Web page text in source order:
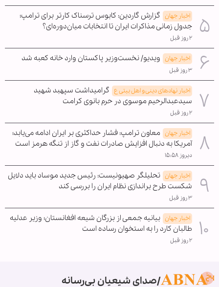
اخبار جهان گزارش گاردین: کابوس ترسناک کارتر برای ترامپ؛
جدول زمانی مذاکرات ایران تا انتخابات میان‌دوره‌ای؟
۲ روز قبل
اخبار جهان ویدیو/ نخست‌وزیر پاکستان وارد خانه کعبه شد
۳ روز قبل
اخبار نهادهای دینی و اهل بیتی ع گرامیداشت سپهبد شهید
سیدعبدالرحیم موسوی در حرم بانوی کرامت
۲ روز قبل
اخبار جهان معاون ترامپ: فشار حداکثری بر ایران ادامه می‌یابد؛
آمریکا به دنبال افزایش صادرات نفت و گاز از تنگه هرمز است
دیروز ۱۵:۵۸
اخبار جهان تحلیلگر صهیونیست: رئیس جدید موساد باید دلایل
شکست طرح براندازی نظام ایران را بررسی کند
۳ روز قبل
اخبار جهان بیانیه جمعی از بزرگان شیعه افغانستان؛ وزیر عدلیه
طالبان کارد را به استخوان رساده است
۲ روز قبل
صدای شیعیان بی‌رسانه